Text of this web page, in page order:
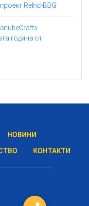
ReInd-BBG
година от
НОВИНИ
КОНТАКТИ